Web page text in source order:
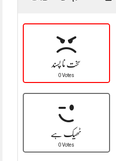
سخت نا پسند
0 Votes
ٹھیک ہے
0 Votes